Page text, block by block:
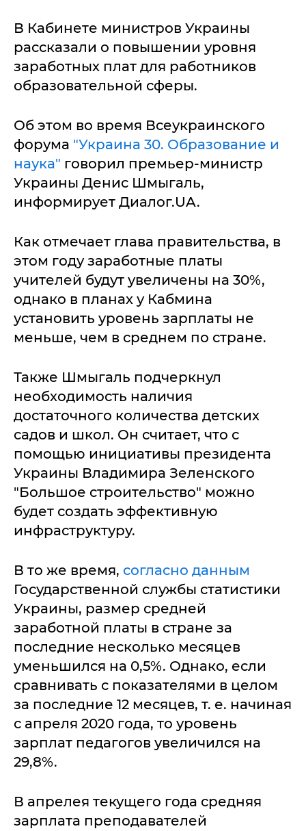
В Кабинете министров Украины
рассказали о повышении уровня
заработных плат для работников
образовательной сферы.
Об этом во время Всеукраинского
форума "Украина 30. Образование и
наука" говорил премьер-министр
Украины Денис Шмыгаль,
информирует Диалог.UA.
Как отмечает глава правительства, в
этом году заработные платы
учителей будут увеличены на 30%,
однако в планах у Кабмина
установить уровень зарплаты не
меньше, чем в среднем по стране.
Также Шмыгаль подчеркнул
необходимость наличия
достаточного количества детских
садов и школ. Он считает, что с
помощью инициативы президента
Украины Владимира Зеленского
"Большое строительство" можно
будет создать эффективную
инфраструктуру.
В то же время, согласно данным
Государственной службы статистики
Украины, размер средней
заработной платы в стране за
последние несколько месяцев
уменьшился на 0,5%. Однако, если
сравнивать с показателями в целом
за последние 12 месяцев, т. е. начиная
с апреля 2020 года, то уровень
зарплат педагогов увеличился на
29,8%.
В апрелея текущего года средняя
зарплата преподавателей